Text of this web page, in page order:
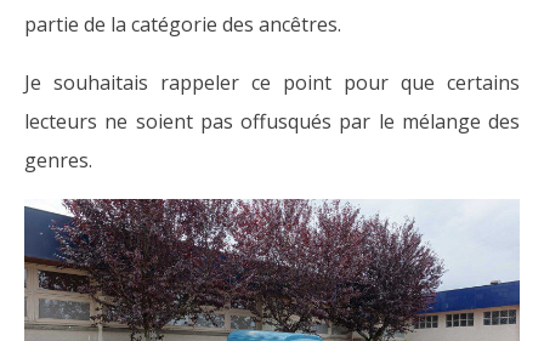
partie de la catégorie des ancêtres.
Je souhaitais rappeler ce point pour que certains
lecteurs ne soient pas offusqués par le mélange des
genres.